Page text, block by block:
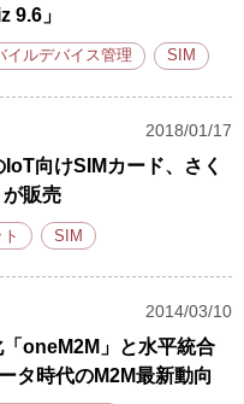
9.6」
イルデバイス管理 SIM
2018/01/17
向けSIMカード、さく
販売
SIM
2014/03/10
oneM2M」と水平統合
タ時代のM2M最新動向